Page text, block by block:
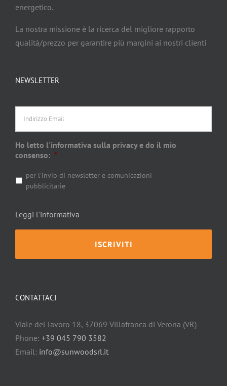
energetico.
La nostra missione è la ricerca del migliore rapporto
qualità/prezzo per garantire più margini ai nostri clienti
NEWSLETTER
Indirizzo
Email
Ho letto l'informativa sulla privacy e do il mio
consenso: *
per l'invio di newsletter e comunicazioni
pubblicitarie
Leggi l'informativa
CONTATTACI
Viale del lavoro 18, 37069 Villafranca di Verona (VR)
Phone: +39 045 790 3582
Email: info@sunwoodsrl.it